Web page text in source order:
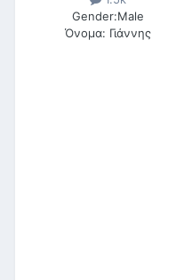
Gender:Male
Όνομα: Γιάννης